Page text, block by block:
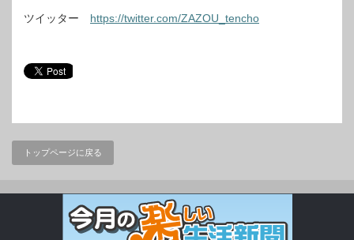
ツイッター https://twitter.com/ZAZOU_tencho
トップページに戻る